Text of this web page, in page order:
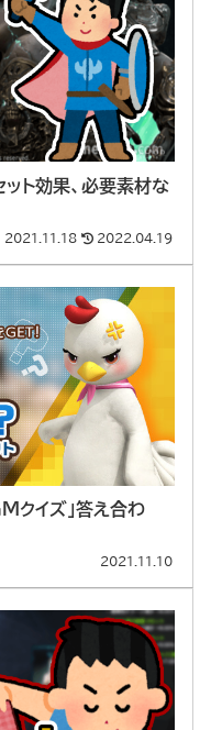
ト効果、必要素材な
2021.11.18 2022.04.19
クイズ」答え合わ
2021.11.10